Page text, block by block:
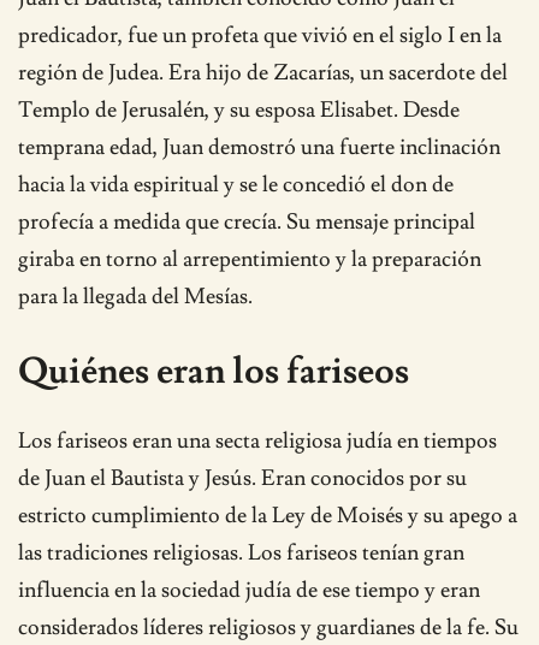
predicador, fue un profeta que vivió en el siglo I en la
región de Judea. Era hijo de Zacarías, un sacerdote del
Templo de Jerusalén, y su esposa Elisabet. Desde
temprana edad, Juan demostró una fuerte inclinación
hacia la vida espiritual y se le concedió el don de
profecía a medida que crecía. Su mensaje principal
giraba en torno al arrepentimiento y la preparación
para la llegada del Mesías.
Quiénes eran los fariseos
Los fariseos eran una secta religiosa judía en tiempos
de Juan el Bautista y Jesús. Eran conocidos por su
estricto cumplimiento de la Ley de Moisés y su apego a
las tradiciones religiosas. Los fariseos tenían gran
influencia en la sociedad judía de ese tiempo y eran
considerados líderes religiosos y guardianes de la fe. Su